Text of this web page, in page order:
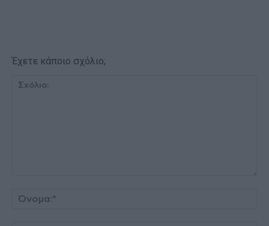
Έχετε κάποιο σχόλιο;